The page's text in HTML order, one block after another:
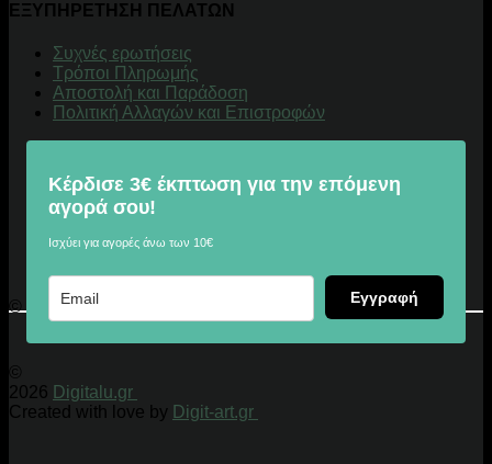
ΕΞΥΠΗΡΕΤΗΣΗ ΠΕΛΑΤΩΝ
Συχνές ερωτήσεις
Τρόποι Πληρωμής
Αποστολή και Παράδοση
Πολιτική Αλλαγών και Επιστροφών
Κέρδισε 3€ έκπτωση για την επόμενη
αγορά σου!
Ισχύει για αγορές άνω των 10€
Εγγραφή
© 2026 Digitalu.gr
©
2026 Digitalu.gr
Created with love by Digit-art.gr